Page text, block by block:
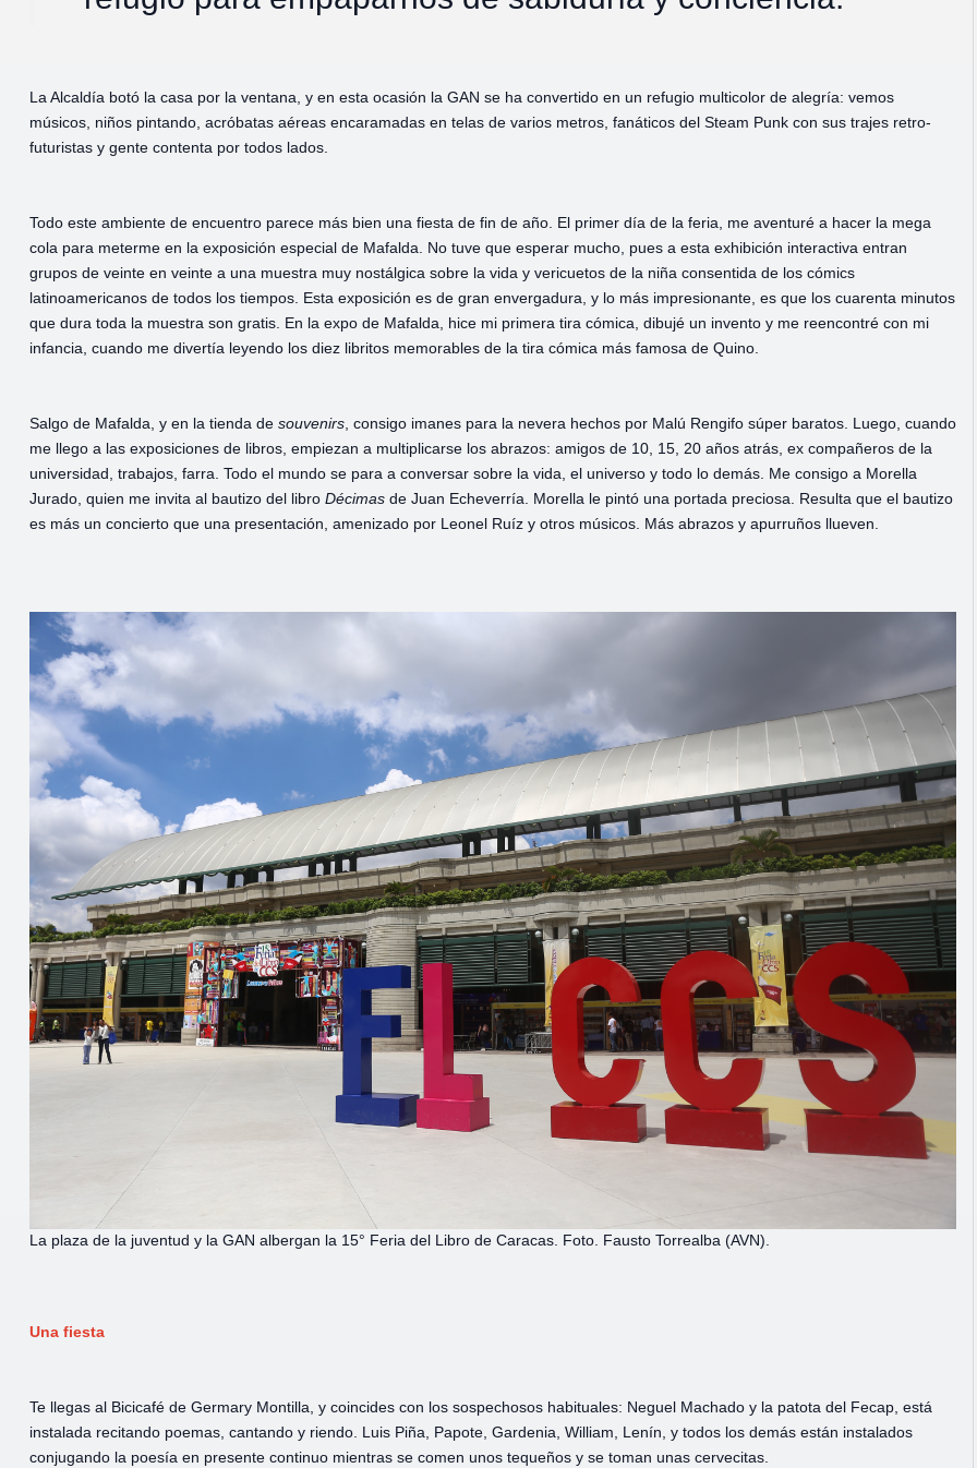
La Alcaldía botó la casa por la ventana, y en esta ocasión la GAN se ha convertido en un refugio multicolor de alegría: vemos
músicos, niños pintando, acróbatas aéreas encaramadas en telas de varios metros, fanáticos del Steam Punk con sus trajes retro-
futuristas y gente contenta por todos lados.
Todo este ambiente de encuentro parece más bien una fiesta de fin de año. El primer día de la feria, me aventuré a hacer la mega
cola para meterme en la exposición especial de Mafalda. No tuve que esperar mucho, pues a esta exhibición interactiva entran
grupos de veinte en veinte a una muestra muy nostálgica sobre la vida y vericuetos de la niña consentida de los cómics
latinoamericanos de todos los tiempos. Esta exposición es de gran envergadura, y lo más impresionante, es que los cuarenta minutos
que dura toda la muestra son gratis. En la expo de Mafalda, hice mi primera tira cómica, dibujé un invento y me reencontré con mi
infancia, cuando me divertía leyendo los diez libritos memorables de la tira cómica más famosa de Quino.
Salgo de Mafalda, y en la tienda de souvenirs , consigo imanes para la nevera hechos por Malú Rengifo súper baratos. Luego, cuando
me llego a las exposiciones de libros, empiezan a multiplicarse los abrazos: amigos de 10, 15, 20 años atrás, ex compañeros de la
universidad, trabajos, farra. Todo el mundo se para a conversar sobre la vida, el universo y todo lo demás. Me consigo a Morella
Jurado, quien me invita al bautizo del libro Décimas de Juan Echeverría. Morella le pintó una portada preciosa. Resulta que el bautizo
es más un concierto que una presentación, amenizado por Leonel Ruíz y otros músicos. Más abrazos y apurruños llueven.
La plaza de la juventud y la GAN albergan la 15° Feria del Libro de Caracas. Foto. Fausto Torrealba (AVN).
Una fiesta
Te llegas al Bicicafé de Germary Montilla, y coincides con los sospechosos habituales: Neguel Machado y la patota del Fecap, está
instalada recitando poemas, cantando y riendo. Luis Piña, Papote, Gardenia, William, Lenín, y todos los demás están instalados
conjugando la poesía en presente continuo mientras se comen unos tequeños y se toman unas cervecitas.